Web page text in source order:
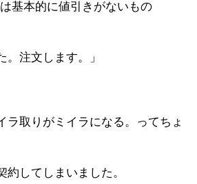
基本的に値引きがないもの
。注文します。」
ラ取りがミイラになる。ってちょ
してしまいました。